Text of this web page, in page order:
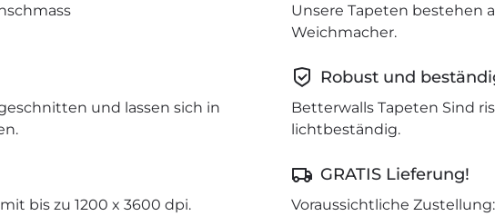
Unsere Tapeten bestehen
Weichmacher.
und lassen sich in
Robust und
Betterwalls Tapeten Sind
lichtbeständig.
bis zu 1200 x 3600 dpi.
GRATIS Lieferung!
Voraussichtliche Zustellung: